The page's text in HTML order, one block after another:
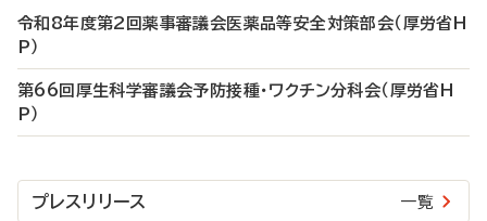
令和8年度第2回薬事審議会医薬品等安全対策部会（厚労省H
P）
第66回厚生科学審議会予防接種・ワクチン分科会（厚労省H
P）
プレスリリース 一覧